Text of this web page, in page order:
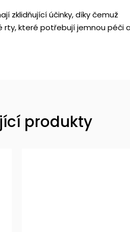
zklidňující účinky, díky čemuž
rty, které potřebují jemnou péči
produkty